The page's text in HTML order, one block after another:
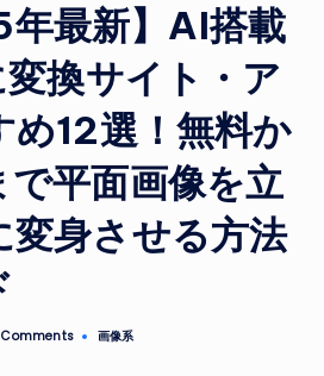
年最新】AI搭載
換サイト・ア
め12選！無料か
で平面画像を立
変身させる方法
Comments
Posted
画像系